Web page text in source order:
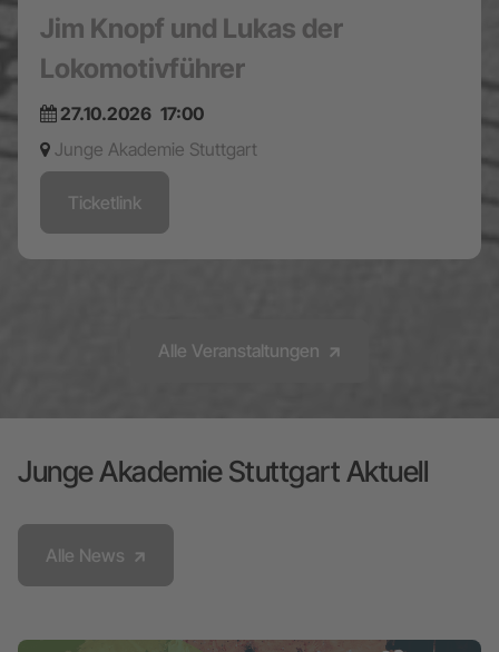
Jim Knopf und Lukas der
Lokomotivführer
27.10.2026 17:00
Junge Akademie Stuttgart
Ticketlink
Alle Veranstaltungen
Junge Akademie Stuttgart Aktuell
Alle News